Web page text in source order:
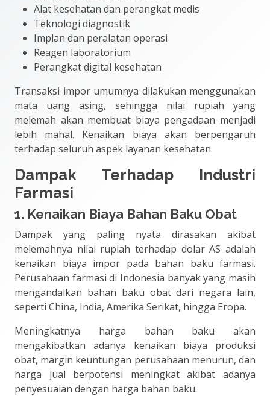
Alat kesehatan dan perangkat medis
Teknologi diagnostik
Implan dan peralatan operasi
Reagen laboratorium
Perangkat digital kesehatan
Transaksi impor umumnya dilakukan menggunakan
mata uang asing, sehingga nilai rupiah yang
melemah akan membuat biaya pengadaan menjadi
lebih mahal. Kenaikan biaya akan berpengaruh
terhadap seluruh aspek layanan kesehatan.
Dampak Terhadap Industri
Farmasi
1. Kenaikan Biaya Bahan Baku Obat
Dampak yang paling nyata dirasakan akibat
melemahnya nilai rupiah terhadap dolar AS adalah
kenaikan biaya impor pada bahan baku farmasi.
Perusahaan farmasi di Indonesia banyak yang masih
mengandalkan bahan baku obat dari negara lain,
seperti China, India, Amerika Serikat, hingga Eropa.
Meningkatnya harga bahan baku akan
mengakibatkan adanya kenaikan biaya produksi
obat, margin keuntungan perusahaan menurun, dan
harga jual berpotensi meningkat akibat adanya
penyesuaian dengan harga bahan baku.